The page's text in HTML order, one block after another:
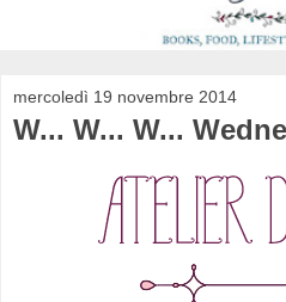
mercoledì 19 novembre 2014
W... W... W...